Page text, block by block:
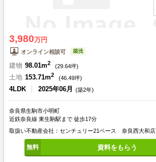
3,980万円
オンライン相談可 築浅
建物 98.01m2 (29.64坪)
土地 153.71m2 (46.49坪)
4LDK 2025年06月 (築2年)
奈良県生駒市小明町
近鉄奈良線 東生駒駅まで 徒歩17分
取扱い不動産会社：センチュリー21ベース 奈良西大和店
資料をもらう